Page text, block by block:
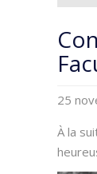
25
À la